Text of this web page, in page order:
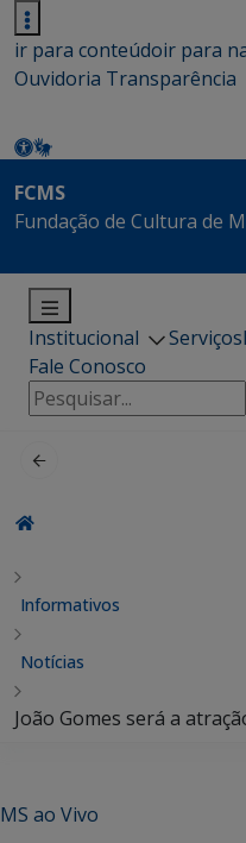
ir para conteúdoir para
Ouvidoria Transparência
FCMS
Fundação de Cultura de
Institucional Serviços
Fale Conosco
Pesquisar
por:
Informativos
Notícias
João Gomes será a
MS ao Vivo